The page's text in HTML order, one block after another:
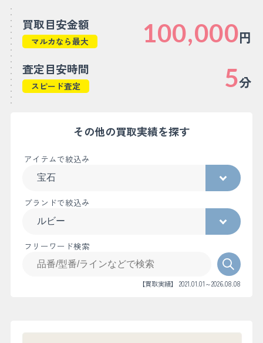
買取目安金額
マルカなら最大 100,000円
査定目安時間
スピード査定 5分
その他の買取実績を探す
アイテムで絞込み
ブランドで絞込み
フリーワード検索
【買取実績】 2021.01.01～2026.08.08